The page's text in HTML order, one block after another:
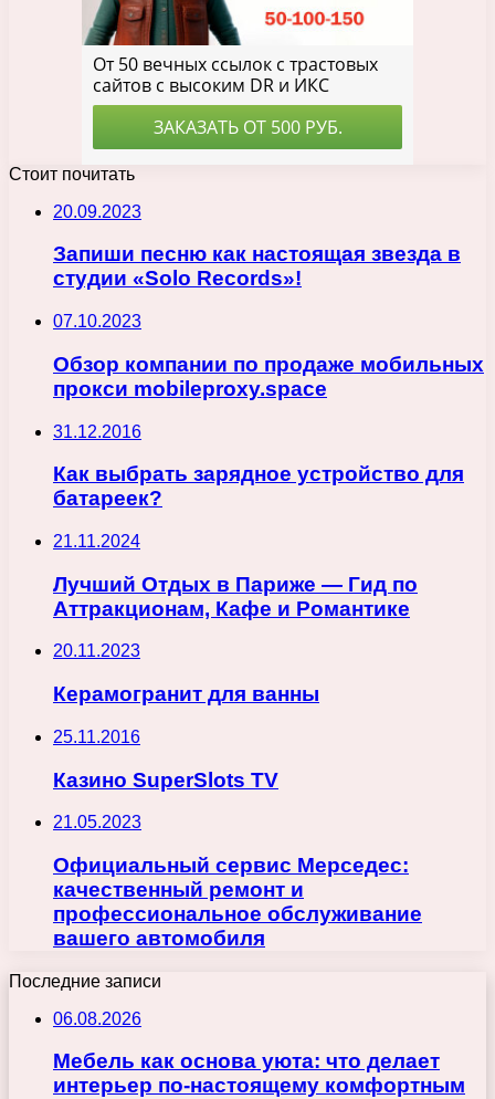
Стоит почитать
20.09.2023
Запиши песню как настоящая звезда в
студии «Solo Records»!
07.10.2023
Обзор компании по продаже мобильных
прокси mobileproxy.space
31.12.2016
Как выбрать зарядное устройство для
батареек?
21.11.2024
Лучший Отдых в Париже — Гид по
Аттракционам, Кафе и Романтике
20.11.2023
Керамогранит для ванны
25.11.2016
Казино SuperSlots TV
21.05.2023
Официальный сервис Мерседес:
качественный ремонт и
профессиональное обслуживание
вашего автомобиля
Последние записи
06.08.2026
Мебель как основа уюта: что делает
интерьер по-настоящему комфортным